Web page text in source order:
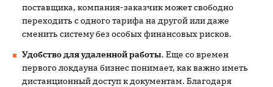
поставщика, компания-заказчик может свободно
переходить с одного тарифа на другой или даже
сменить систему без особых финансовых рисков.
Удобство для удаленной работы. Еще со времен
первого локдауна бизнес понимает, как важно иметь
дистанционный доступ к документам. Благодаря